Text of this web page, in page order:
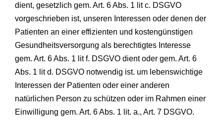
dient, gesetzlich gem. Art. 6 Abs. 1 lit c. DSGVO
vorgeschrieben ist, unseren Interessen oder denen der
Patienten an einer effizienten und kostengünstigen
Gesundheitsversorgung als berechtigtes Interesse
gem. Art. 6 Abs. 1 lit f. DSGVO dient oder gem. Art. 6
Abs. 1 lit d. DSGVO notwendig ist. um lebenswichtige
Interessen der Patienten oder einer anderen
natürlichen Person zu schützen oder im Rahmen einer
Einwilligung gem. Art. 6 Abs. 1 lit. a., Art. 7 DSGVO.